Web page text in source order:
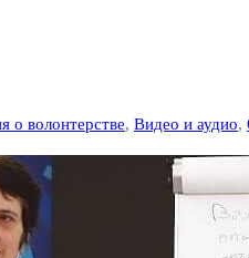
о волонтерстве, Видео и аудио,